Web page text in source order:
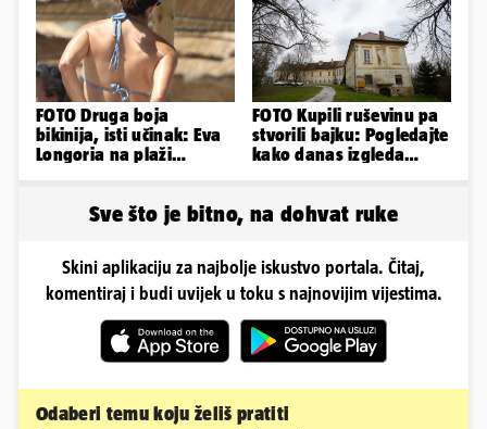
FOTO Druga boja
bikinija, isti učinak: Eva
Longoria na plaži
FOTO Kupili ruševinu pa
stvorili bajku: Pogledajte
kako danas izgleda
Sve što je bitno, na dohvat ruke
Skini aplikaciju za najbolje iskustvo portala. Čitaj,
komentiraj i budi uvijek u toku s najnovijim vijestima.
Odaberi temu koju želiš pratiti